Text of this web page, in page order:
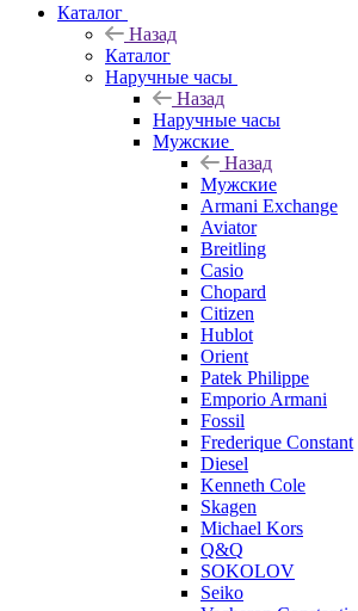
Каталог
Назад
Каталог
Наручные часы
Назад
Наручные часы
Мужские
Назад
Мужские
Armani Exchange
Aviator
Breitling
Casio
Chopard
Citizen
Hublot
Orient
Patek Philippe
Emporio Armani
Fossil
Frederique Constant
Diesel
Kenneth Cole
Skagen
Michael Kors
Q&Q
SOKOLOV
Seiko